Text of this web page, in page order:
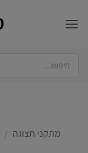
search
מתקני תצוגה /